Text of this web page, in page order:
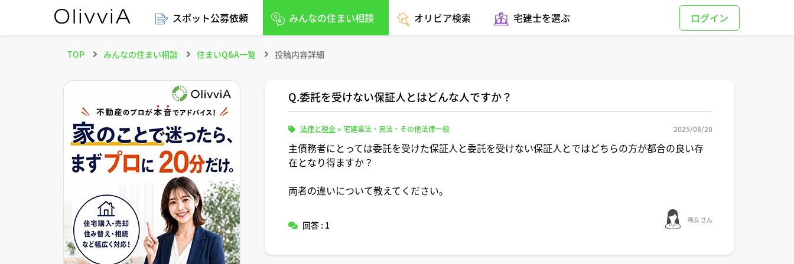
スポット公募依頼 みんなの住まい相談 オリビア検索 宅建士を選ぶ
TOP みんなの住まい相談 住まいQ&A一覧 投稿内容詳細
Q.委託を受けない保証人とはどんな人ですか？
法律と税金>宅建業法・民法・その他法律一般 2025/08/20
主債務者にとっては委託を受けた保証人と委託を受けない保証人とではどちらの方が都合の良い存
在となり得ますか？
両者の違いについて教えてください。
回答 : 1 鳴女 さん